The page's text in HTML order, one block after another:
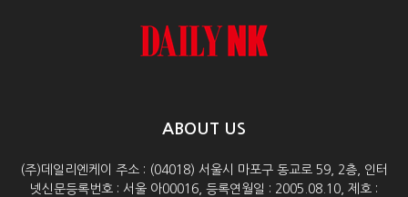
ABOUT US
(주)데일리엔케이 주소 : (04018) 서울시 마포구 동교로 59, 2층, 인터
넷신문등록번호 : 서울 아00016, 등록연월일 : 2005.08.10, 제호 :